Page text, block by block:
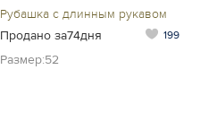
Рубашка с длинным рукавом
Продано за74дня
199
Размер:52